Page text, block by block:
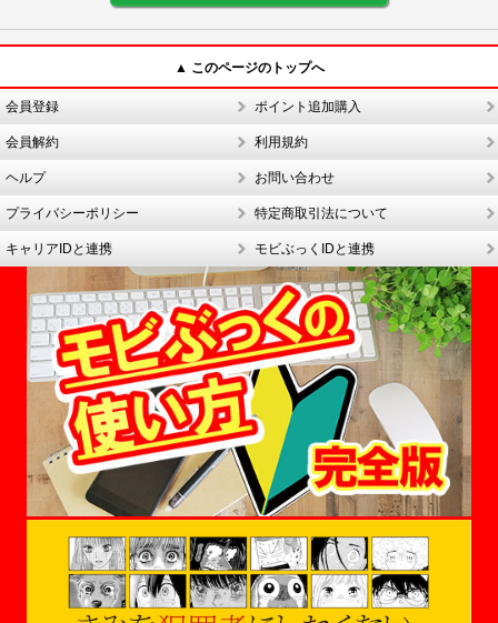
▲ このページのトップへ
会員登録 ポイント追加購入
会員解約 利用規約
ヘルプ お問い合わせ
プライバシーポリシー 特定商取引法について
キャリアIDと連携 モビぶっくIDと連携